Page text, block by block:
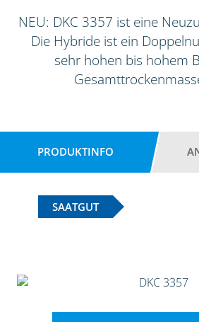
NEU: DKC 3357 ist eine
Die Hybride ist ein
sehr hohen bis hohem
PRODUKTINFO
SAATGUT